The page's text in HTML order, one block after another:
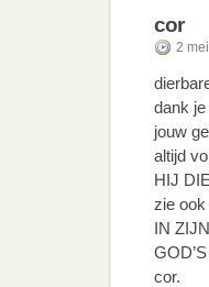
cor
2
dank
jouw
altijd
HIJ
zie ook
IN
cor.